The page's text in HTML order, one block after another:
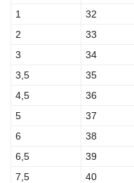
1
32
2
33
3
34
3,5
35
4,5
36
5
37
6
38
6,5
39
7,5
40